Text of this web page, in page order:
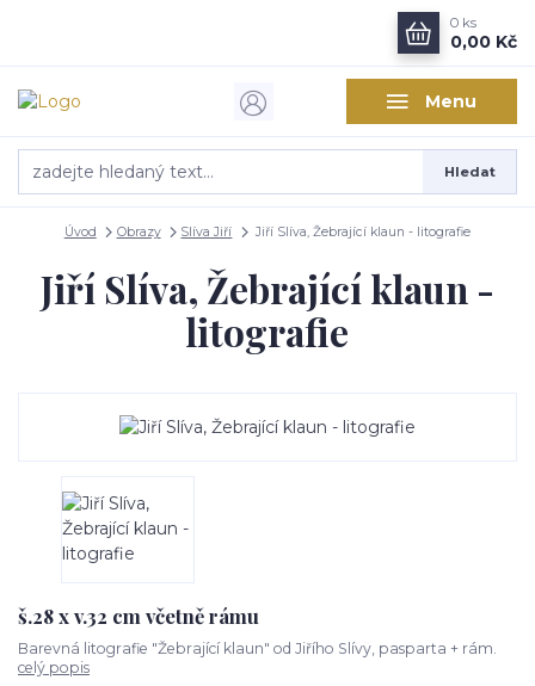
Menu
Hledat
0 ks
0,00 Kč
Úvod Obrazy Slíva Jiří Jiří Slíva, Žebrající klaun - litografie
Jiří Slíva, Žebrající klaun -
litografie
š.28 x v.32 cm včetně rámu
Barevná litografie "Žebrající klaun" od Jiřího Slívy, pasparta + rám.
celý popis